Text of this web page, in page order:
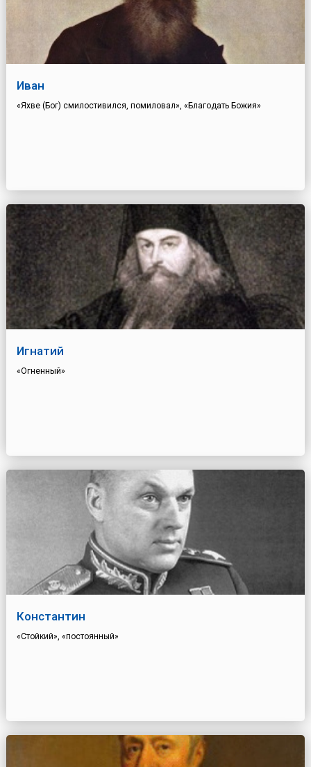
Иван
«Яхве (Бог) смилостивился, помиловал», «Благодать Божия»
Игнатий
«Огненный»
Константин
«Стойкий», «постоянный»